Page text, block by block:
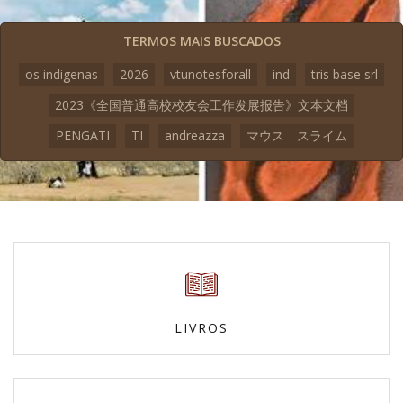
TERMOS MAIS BUSCADOS
os indigenas
2026 vtunotesforall ind
tris base srl
2023《全国普通高校校友会工作发展报告》文本文档
PENGATI
TI andreazza マウス スライム
LIVROS